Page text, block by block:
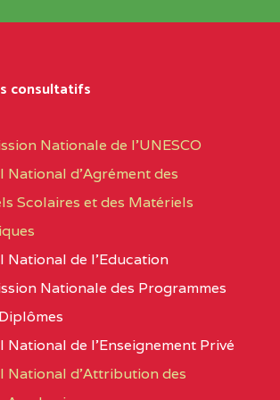
Noms
INSTITUT POLYVALENT
PINTADES BP :
d’éducation del’Enseignement
du mois de septembre
1950 établissements publics
895 CES dont 86 Bilingues
1055 Lycées dont 351 Bilingues
72 établissements avec section bilingue
consultatifs
Nationale de l’UNESCO
National d’Agrément des
Scolaires et des Matériels
National de l’Education
Nationale des Programmes
National de l’Enseignement Privé
National d'Attribution des